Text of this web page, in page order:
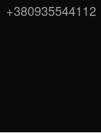
+380935544112